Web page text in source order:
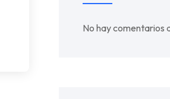
No hay comentarios